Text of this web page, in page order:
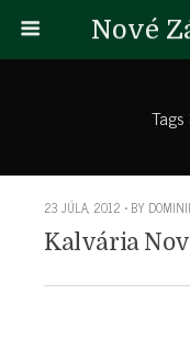
Nové
23 JÚLA, 2012 • BY
Kalvária